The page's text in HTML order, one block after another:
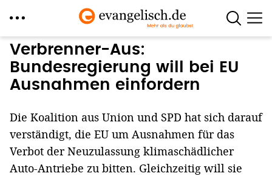
Direkt
zum
Inhalt
Verbrenner-Aus:
Bundesregierung will bei EU
Ausnahmen einfordern
Die Koalition aus Union und SPD hat sich darauf
verständigt, die EU um Ausnahmen für das
Verbot der Neuzulassung klimaschädlicher
Auto-Antriebe zu bitten. Gleichzeitig will sie